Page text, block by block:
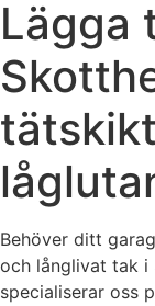
Lägga
Behöver ditt
och långlivat tak i
specialiserar oss